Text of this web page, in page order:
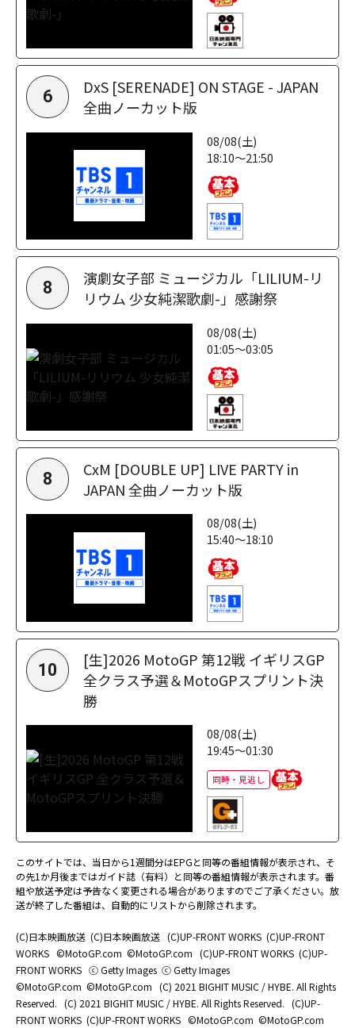
6
DxS [SERENADE] ON STAGE - JAPAN
全曲ノーカット版
08/08(土)
18:10～21:50
8
演劇女子部 ミュージカル「LILIUM-リ
リウム 少女純潔歌劇-」感謝祭
08/08(土)
01:05～03:05
8
CxM [DOUBLE UP] LIVE PARTY in
JAPAN 全曲ノーカット版
08/08(土)
15:40～18:10
10
[生]2026 MotoGP 第12戦 イギリスGP
全クラス予選＆MotoGPスプリント決
勝
08/08(土)
19:45～01:30
同時・見逃し
このサイトでは、当日から1週間分はEPGと同等の番組情報が表示され、そ
の先1か月後まではガイド誌（有料）と同等の番組情報が表示されます。番
組や放送予定は予告なく変更される場合がありますのでご了承ください。放
送が終了した番組は、自動的にリストから削除されます。
(C)日本映画放送 (C)日本映画放送 (C)UP-FRONT WORKS (C)UP-FRONT
WORKS ©MotoGP.com ©MotoGP.com (C)UP-FRONT WORKS (C)UP-
FRONT WORKS ⓒ Getty Images ⓒ Getty Images
©MotoGP.com ©MotoGP.com (C) 2021 BIGHIT MUSIC / HYBE. All Rights
Reserved. (C) 2021 BIGHIT MUSIC / HYBE. All Rights Reserved. (C)UP-
FRONT WORKS (C)UP-FRONT WORKS ©MotoGP.com ©MotoGP.com